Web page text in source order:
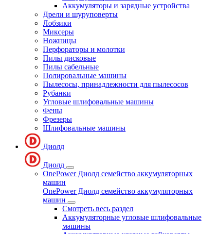
Аккумуляторы и зарядные устройства
Дрели и шуруповерты
Лобзики
Миксеры
Ножницы
Перфораторы и молотки
Пилы дисковые
Пилы сабельные
Полировальные машины
Пылесосы, принадлежности для пылесосов
Рубанки
Угловые шлифовальные машины
Фены
Фрезеры
Шлифовальные машины
Диолд
Диолд
OnePower Диолд семейство аккумуляторных
машин
OnePower Диолд семейство аккумуляторных
машин
Смотреть весь раздел
Аккумуляторные угловые шлифовальные
машины